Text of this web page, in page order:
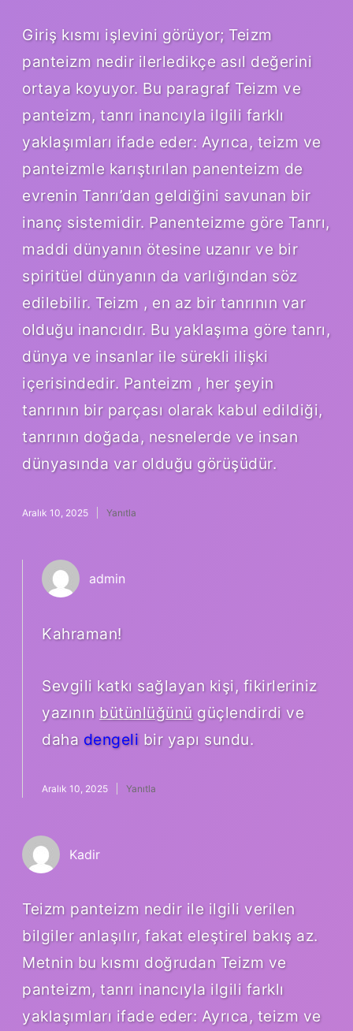
Giriş kısmı işlevini görüyor; Teizm
panteizm nedir ilerledikçe asıl değerini
ortaya koyuyor. Bu paragraf Teizm ve
panteizm, tanrı inancıyla ilgili farklı
yaklaşımları ifade eder: Ayrıca, teizm ve
panteizmle karıştırılan panenteizm de
evrenin Tanrı’dan geldiğini savunan bir
inanç sistemidir. Panenteizme göre Tanrı,
maddi dünyanın ötesine uzanır ve bir
spiritüel dünyanın da varlığından söz
edilebilir. Teizm , en az bir tanrının var
olduğu inancıdır. Bu yaklaşıma göre tanrı,
dünya ve insanlar ile sürekli ilişki
içerisindedir. Panteizm , her şeyin
tanrının bir parçası olarak kabul edildiği,
tanrının doğada, nesnelerde ve insan
dünyasında var olduğu görüşüdür.
Aralık 10, 2025 Yanıtla
admin
Kahraman!
Sevgili katkı sağlayan kişi, fikirleriniz
yazının bütünlüğünü güçlendirdi ve
daha dengeli bir yapı sundu.
Aralık 10, 2025 Yanıtla
Kadir
Teizm panteizm nedir ile ilgili verilen
bilgiler anlaşılır, fakat eleştirel bakış az.
Metnin bu kısmı doğrudan Teizm ve
panteizm, tanrı inancıyla ilgili farklı
yaklaşımları ifade eder: Ayrıca, teizm ve